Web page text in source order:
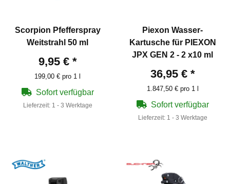
Scorpion Pfefferspray
Weitstrahl 50 ml
9,95 € *
199,00 € pro 1 l
Sofort verfügbar
Lieferzeit: 1 - 3 Werktage
Piexon Wasser-
Kartusche für PIEXON
JPX GEN 2 - 2 x10 ml
36,95 € *
1.847,50 € pro 1 l
Sofort verfügbar
Lieferzeit: 1 - 3 Werktage